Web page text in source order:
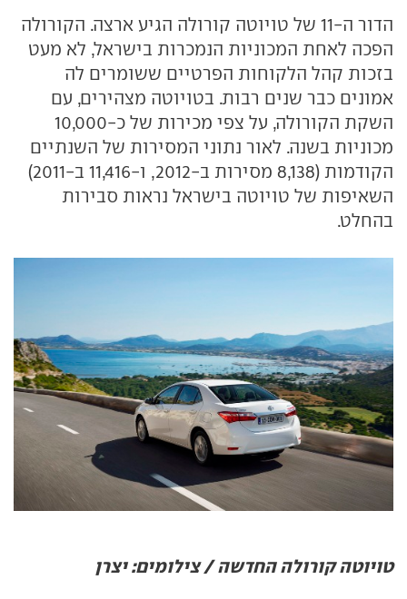
הדור ה-11 של טויוטה קורולה הגיע ארצה. הקורולה
הפכה לאחת המכוניות הנמכרות בישראל, לא מעט
בזכות קהל הלקוחות הפרטיים ששומרים לה
אמונים כבר שנים רבות. בטויוטה מצהירים, עם
השקת הקורולה, על צפי מכירות של כ-10,000
מכוניות בשנה. לאור נתוני המסירות של השנתיים
הקודמות (8,138 מסירות ב-2012, ו-11,416 ב-2011)
השאיפות של טויוטה בישראל נראות סבירות
בהחלט.
טויוטה קורולה החדשה / צילומים: יצרן